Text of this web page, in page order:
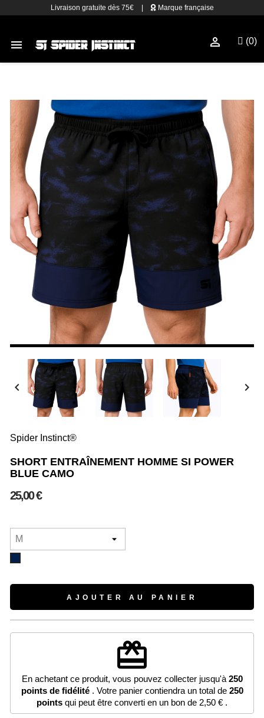
Livraison gratuite dès 75€ Marque française
 (0)

 
Spider Instinct®
SHORT ENTRAÎNEMENT HOMME SI POWER
BLUE CAMO
25,00 €
AJOUTER AU PANIER
redeem
En achetant ce produit, vous pouvez collecter jusqu'à 250
points de fidélité. Votre panier contiendra un total de 250
points qui peut être converti en un bon de 2,50 € .